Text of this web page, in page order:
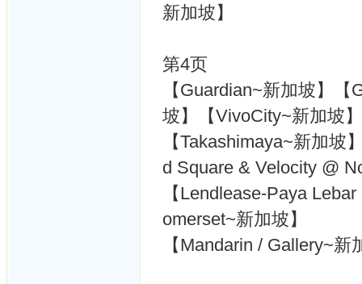
新加坡】
第4页
【Guardian~新加坡】
坡】【VivoCity~新加坡】
【Takashimaya~新加
d Square & Velocity @
【Lendlease-Paya
omerset~新加坡】
【Mandarin / Gallery~